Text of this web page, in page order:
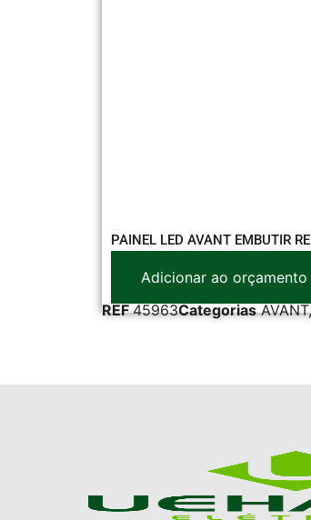
PAINEL LED AVANT EMBUTIR
Adicionar ao orçamento
REF45963Categorias AVANT